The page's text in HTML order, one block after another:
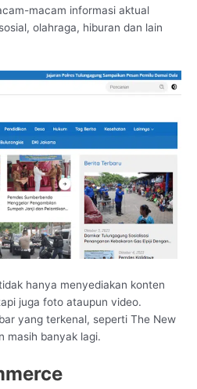
macam informasi aktual
olahraga, hiburan dan lain
hanya menyediakan konten
juga foto ataupun video.
yang terkenal, seperti The New
masih banyak lagi.